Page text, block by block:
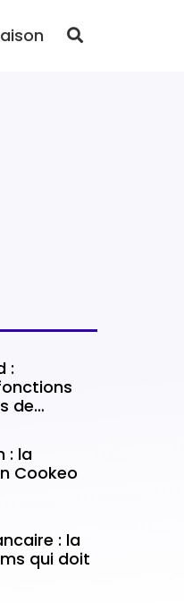
:
de
: la
Cookeo
: la
qui doit